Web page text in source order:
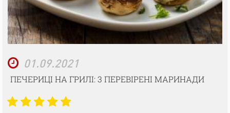
01.09.2021
ПЕЧЕРИЦІ НА ГРИЛІ: 3 ПЕРЕВІРЕНІ МАРИНАДИ